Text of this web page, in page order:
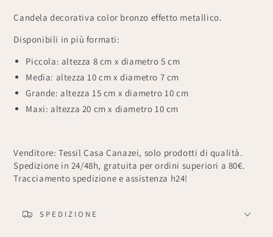
Candela decorativa color bronzo effetto metallico.
Disponibili in più formati:
Piccola: altezza 8 cm x diametro 5 cm
Media: altezza 10 cm x diametro 7 cm
Grande: altezza 15 cm x diametro 10 cm
Maxi: altezza 20 cm x diametro 10 cm
Venditore: Tessil Casa Canazei, solo prodotti di qualità.
Spedizione in 24/48h, gratuita per ordini superiori a 80€.
Tracciamento spedizione e assistenza h24!
SPEDIZIONE